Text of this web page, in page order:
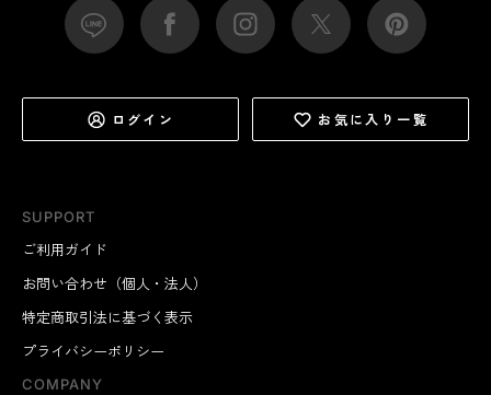
SUPPORT
ご利用ガイド
お問い合わせ（個人・法人）
特定商取引法に基づく表示
プライバシーポリシー
COMPANY
ログイン お気に入り一覧